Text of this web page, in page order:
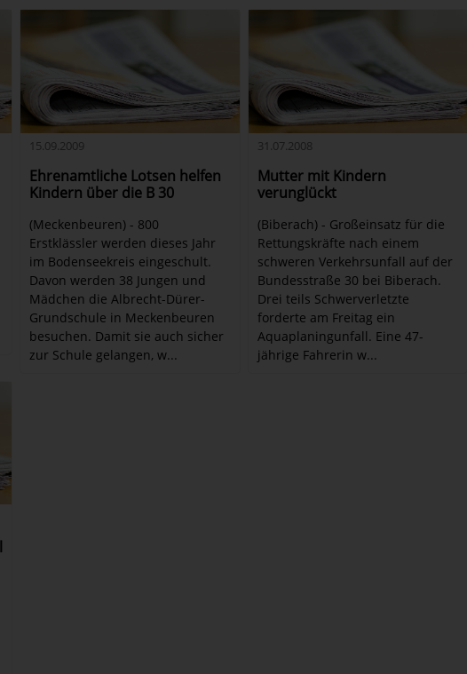
15.09.2009
Ehrenamtliche Lotsen helfen
Kindern über die B 30
(Meckenbeuren) - 800
Erstklässler werden dieses Jahr
im Bodenseekreis eingeschult.
Davon werden 38 Jungen und
Mädchen die Albrecht-Dürer-
Grundschule in Meckenbeuren
besuchen. Damit sie auch sicher
zur Schule gelangen, w...
31.07.2008
Mutter mit Kindern
verunglückt
(Biberach) - Großeinsatz für die
Rettungskräfte nach einem
schweren Verkehrsunfall auf der
Bundesstraße 30 bei Biberach.
Drei teils Schwerverletzte
forderte am Freitag ein
Aquaplaningunfall. Eine 47-
jährige Fahrerin w...